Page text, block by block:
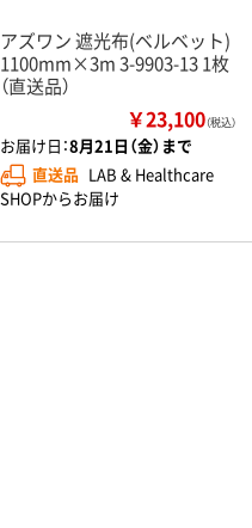
アズワン 遮光布(ベルベット)
1100mm×3m 3-9903-13 1枚
（直送品）
￥23,100（税込）
お届け日：8月21日（金）まで
直送品 LAB & Healthcare
SHOPからお届け